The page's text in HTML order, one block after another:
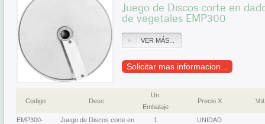
Juego de Discos corte en
de vegetales EMP300
VER MÁS...
Solicitar mas informacion...
Codigo Desc.
Un.
Embalaje
Precio X Vol.
EMP300-
Juego de Discos corte en
1 UNIDAD